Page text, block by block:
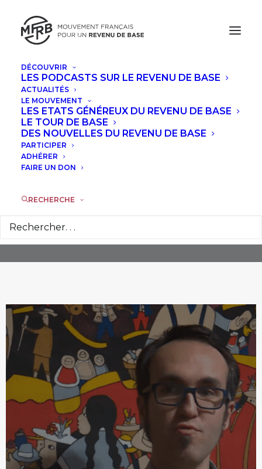
DÉCOUVRIR
LES PODCASTS SUR LE REVENU DE BASE
ACTUALITÉS
LE MOUVEMENT
LES ETATS GÉNÉREUX DU REVENU DE BASE
LE TOUR DE BASE
DES NOUVELLES DU REVENU DE BASE
PARTICIPER
ADHÉRER
FAIRE UN DON
RECHERCHE